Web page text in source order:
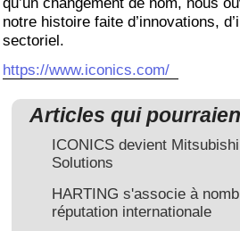
notre histoire faite d’innovations,
sectoriel.
https://www.iconics.com/
Articles qui
ICONICS devient
Solutions
HARTING s'associe à
réputation internationale